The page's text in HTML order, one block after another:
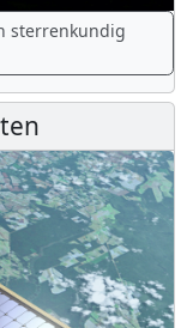
sterrenkundig